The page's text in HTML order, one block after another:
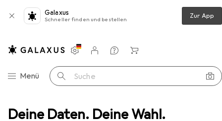
Deine Daten. Deine Wahl.
Galaxus
Schneller finden und bestellen Zur App
Navigation nach Kategorien
Menü Suche
Einstellungen
Kundenkonto
Vergleichslisten
Merklisten
Warenkorb
Leinwand Celexon Motor Professional Plus